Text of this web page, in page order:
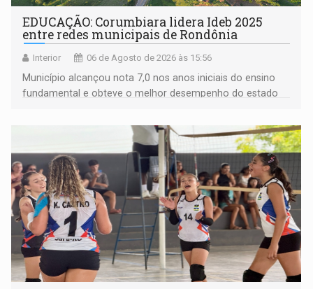
EDUCAÇÃO: Corumbiara lidera Ideb 2025
entre redes municipais de Rondônia
Interior 06 de Agosto de 2026 às 15:56
Município alcançou nota 7,0 nos anos iniciais do ensino
fundamental e obteve o melhor desempenho do estado